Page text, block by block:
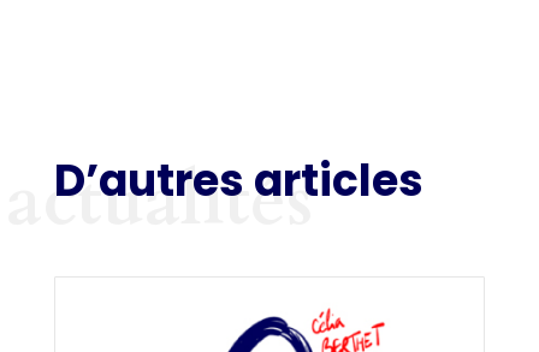
D’autres articles
actualités